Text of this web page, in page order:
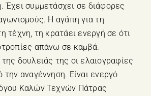
συμμετάσχει σε διάφορες
Η αγάπη για τη
τέχνη, τη κρατάει ενεργή σε ότι
απάνω σε καμβά.
δουλειάς της οι ελαιογραφίες
αναγέννηση. Είναι ενεργό
Καλών Τεχνών Πάτρας